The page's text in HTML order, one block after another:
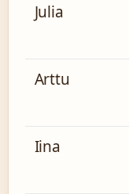
Julia
Arttu
Iina